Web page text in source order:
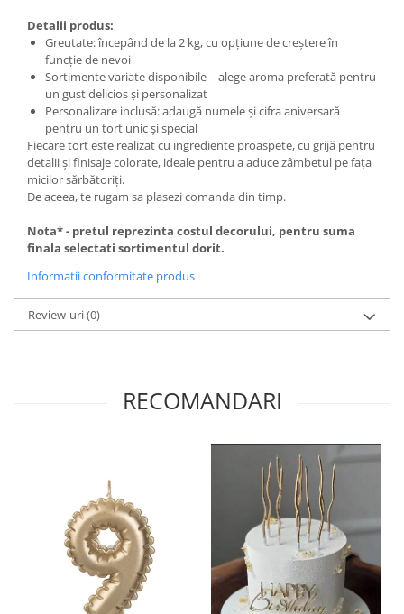
Detalii produs:
Greutate: începând de la 2 kg, cu opțiune de creștere în
funcție de nevoi
Sortimente variate disponibile – alege aroma preferată pentru
un gust delicios și personalizat
Personalizare inclusă: adaugă numele și cifra aniversară
pentru un tort unic și special
Fiecare tort este realizat cu ingrediente proaspete, cu grijă pentru
detalii și finisaje colorate, ideale pentru a aduce zâmbetul pe fața
micilor sărbătoriți.
De aceea, te rugam sa plasezi comanda din timp.
Nota* - pretul reprezinta costul decorului, pentru suma
finala selectati sortimentul dorit.
Informatii conformitate produs
Review-uri(0)
RECOMANDARI